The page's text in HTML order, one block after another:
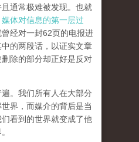
通常极难被发现。 也就
媒体对信息的第一层过
经对一封62页的电报进
的两段话，以证实文章
除的部分却正好是反对
。我们所有人在大部分
界，而媒介的背后是当
看到的世界就变成了他